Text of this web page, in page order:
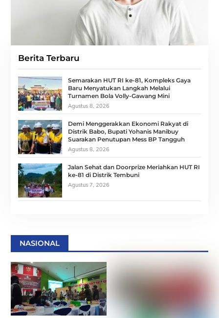
Berita Terbaru
Semarakan HUT RI ke-81, Kompleks Gaya
Baru Menyatukan Langkah Melalui
Turnamen Bola Volly-Gawang Mini
Agustus 8, 2026
Demi Menggerakkan Ekonomi Rakyat di
Distrik Babo, Bupati Yohanis Manibuy
Suarakan Penutupan Mess BP Tangguh
Agustus 8, 2026
Jalan Sehat dan Doorprize Meriahkan HUT RI
ke-81 di Distrik Tembuni
Agustus 7, 2026
NASIONAL